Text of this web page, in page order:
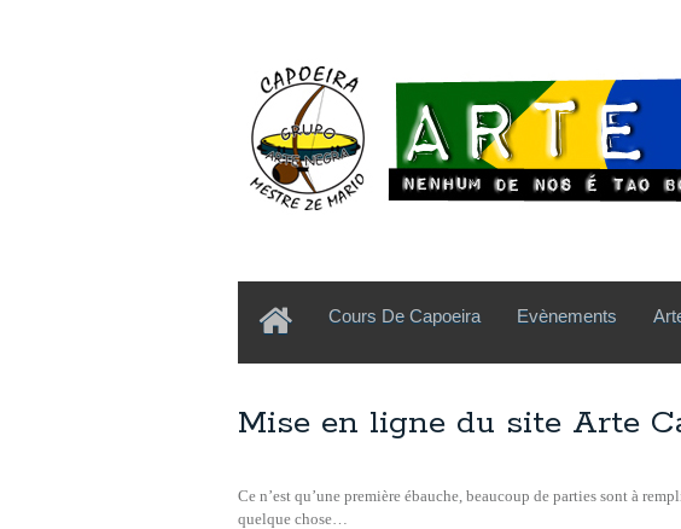
Cours De Capoeira Evènements
Mise en ligne du site Arte
Ce n’est qu’une première ébauche, beaucoup de parties sont à
quelque chose…